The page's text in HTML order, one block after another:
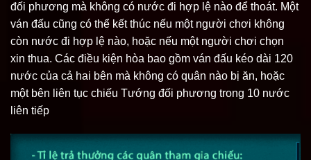
đối phương mà không có nước đi hợp lệ nào để thoát. Một
ván đấu cũng có thể kết thúc nếu một người chơi không
còn nước đi hợp lệ nào, hoặc nếu một người chơi chọn
xin thua. Các điều kiện hòa bao gồm ván đấu kéo dài 120
nước của cả hai bên mà không có quân nào bị ăn, hoặc
một bên liên tục chiếu Tướng đối phương trong 10 nước
liên tiếp